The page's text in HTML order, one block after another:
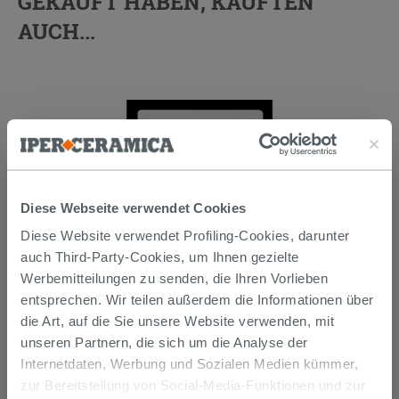
Diese Webseite verwendet Cookies
Diese Website verwendet Profiling-Cookies, darunter
auch Third-Party-Cookies, um Ihnen gezielte
Werbemitteilungen zu senden, die Ihren Vorlieben
entsprechen. Wir teilen außerdem die Informationen über
die Art, auf die Sie unsere Website verwenden, mit
unseren Partnern, die sich um die Analyse der
Internetdaten, Werbung und Sozialen Medien kümmer,
zur Bereitstellung von Social-Media-Funktionen und zur
AUCH...
SCHALLSCHUTZ OTVAL FÜR
WANDBUNDIGE SANITÄRE
8,50 € /STK.
IN DEN WARENKORB LEGEN